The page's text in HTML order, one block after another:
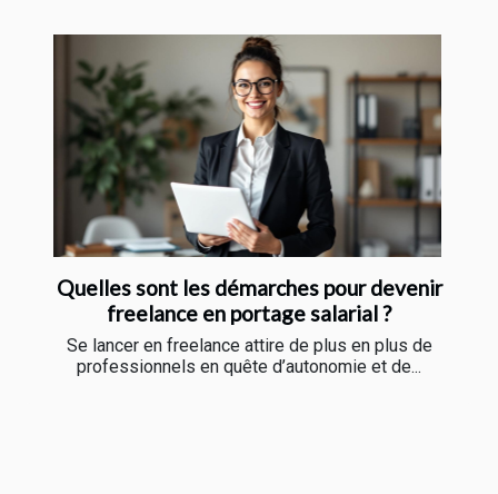
Quelles sont les démarches pour devenir
freelance en portage salarial ?
Se lancer en freelance attire de plus en plus de
professionnels en quête d’autonomie et de...